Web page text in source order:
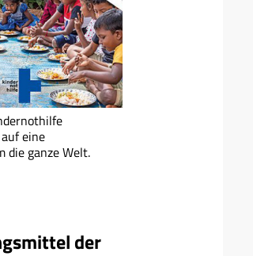
eine
die ganze Welt.
der